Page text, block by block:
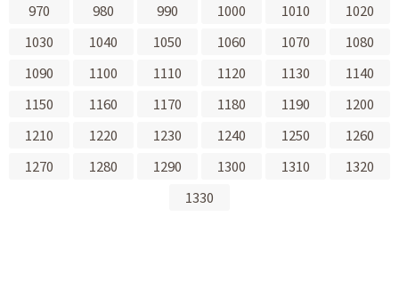
970
980 990 1000 1010
1020
1030
1040 1050 1060 1070
1080
1090
1100 1110 1120 1130
1140
1150
1160 1170 1180 1190
1200
1210
1220 1230 1240 1250
1260
1270
1280 1290 1300 1310
1320
1330